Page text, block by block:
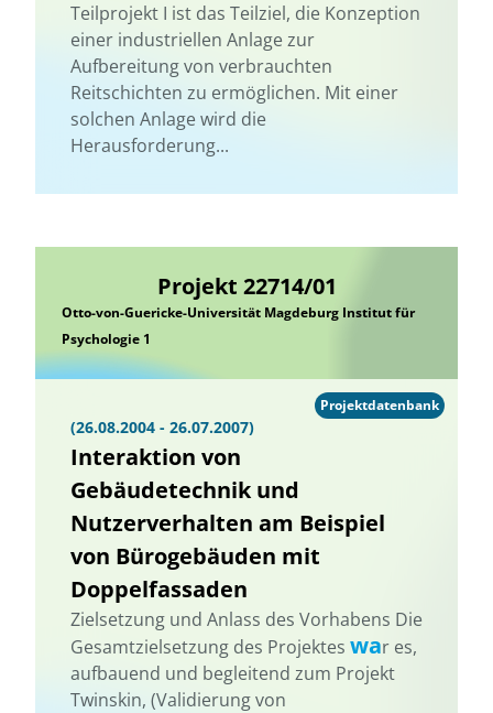
Teilprojekt I ist das Teilziel, die Konzeption
einer industriellen Anlage zur
Aufbereitung von verbrauchten
Reitschichten zu ermöglichen. Mit einer
solchen Anlage wird die
Herausforderung...
Projekt 22714/01
Otto-von-Guericke-Universität Magdeburg Institut für
Psychologie 1
(26.08.2004 - 26.07.2007)
Interaktion von
Gebäudetechnik und
Nutzerverhalten am Beispiel
von Bürogebäuden mit
Doppelfassaden
Zielsetzung und Anlass des Vorhabens Die
Gesamtzielsetzung des Projektes war es,
aufbauend und begleitend zum Projekt
Twinskin, (Validierung von
Projektdatenbank